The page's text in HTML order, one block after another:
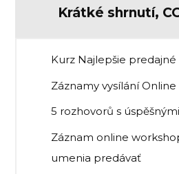
Krátké shrnutí,
Kurz Najlepšie
Záznamy vysílání
5 rozhovorů s
Záznam online
umenia predávať